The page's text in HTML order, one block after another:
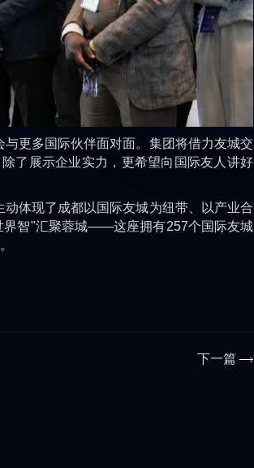
更多国际伙伴面对面。集团将借力友城交
了展示企业实力，更希望向国际友人讲好
体现了成都以国际友城为纽带、以产业合
界智"汇聚蓉城——这座拥有257个国际友城
下一篇